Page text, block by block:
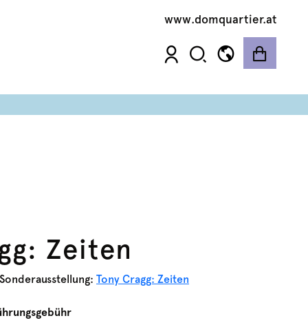
www.domquartier.at
Zeiten
Tony Cragg: Zeiten